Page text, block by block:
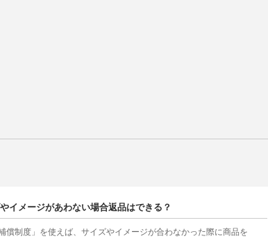
イメージがあわない場合返品はできる？
補償制度」を使えば、サイズやイメージが合わなかった際に商品を